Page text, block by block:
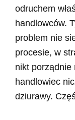
odruchem
handlowców.
problem nie
procesie, w
nikt porządnie
handlowiec
dziurawy.